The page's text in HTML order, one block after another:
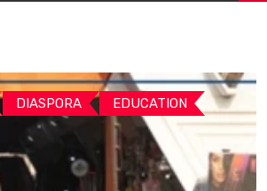
DIASPORA
EDUCATION